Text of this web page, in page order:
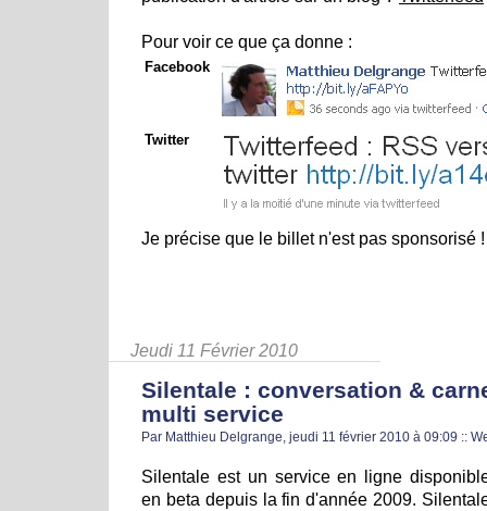
Pour voir ce que ça donne :
Facebook
Twitter
Je précise que le billet n'est pas sponsorisé !
Jeudi 11 Février 2010
Silentale : conversation &
multi service
Par Matthieu Delgrange, jeudi 11 février 2010 à 09:09 ::
Silentale est un service en ligne
en beta depuis la fin d'année 2009.